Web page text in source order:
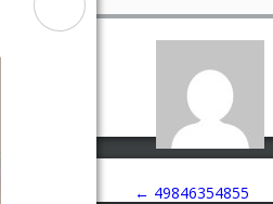
← 49846354855